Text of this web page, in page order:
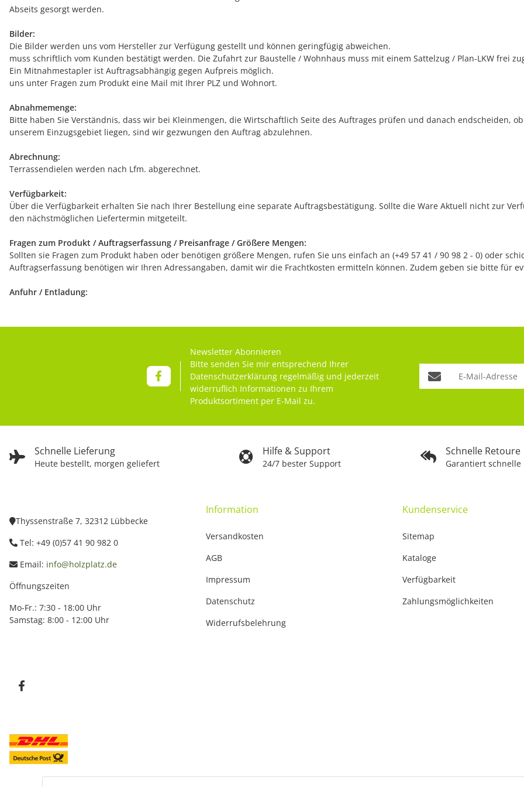
Abseits gesorgt werden.
Bilder:
Die Bilder werden uns vom Hersteller zur Verfügung gestellt und können geringfügig abweichen.
muss schriftlich vom Kunden bestätigt werden. Die Zufahrt zur Baustelle / Wohnhaus muss mit einem Sattelzug / Plan-LKW frei
Ein Mitnahmestapler ist Auftragsabhängig gegen Aufpreis möglich.
uns unter Fragen zum Produkt eine Mail mit Ihrer PLZ und Wohnort.
Abnahmemenge:
Bitte haben Sie Verständnis, dass wir bei Kleinmengen, die Wirtschaftlich Seite des Auftrages prüfen und danach endscheiden,
unserem Einzugsgebiet liegen, sind wir gezwungen den Auftrag abzulehnen.
Abrechnung:
Terrassendielen werden nach Lfm. abgerechnet.
Verfügbarkeit:
Über die Verfügbarkeit erhalten Sie nach Ihrer Bestellung eine separate Auftragsbestätigung. Sollte die Ware Aktuell nicht zur
den nächstmöglichen Liefertermin mitgeteilt.
Fragen zum Produkt / Auftragserfassung / Preisanfrage / Größere Mengen:
Sollten sie Fragen zum Produkt haben oder benötigen größere Mengen, rufen Sie uns einfach an (+49 57 41 / 90 98 2 - 0) oder
Auftragserfassung benötigen wir Ihren Adressangaben, damit wir die Frachtkosten ermitteln können. Zudem geben sie bitte für
Anfuhr / Entladung:
Schnelle Lieferung
Heute bestellt, morgen geliefert
Hilfe & Support
24/7 bester Support
Schnelle Retoure
Garantiert schnelle
Newsletter Abonnieren
Bitte senden Sie mir entsprechend Ihrer
Datenschutzerklärung regelmäßig und jederzeit
widerruflich Informationen zu Ihrem
Produktsortiment per E-Mail zu.
Thyssenstraße 7, 32312 Lübbecke
Tel: +49 (0)57 41 90 982 0
Email: info@holzplatz.de
Öffnungszeiten
Mo-Fr.: 7:30 - 18:00 Uhr
Samstag: 8:00 - 12:00 Uhr
Information
Versandkosten
AGB
Impressum
Datenschutz
Widerrufsbelehrung
Kundenservice
Sitemap
Kataloge
Verfügbarkeit
Zahlungsmöglichkeiten